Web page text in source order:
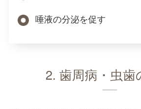
唾液の分泌を促す
2. 歯周病・虫歯